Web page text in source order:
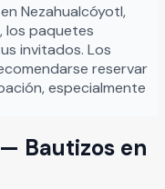
en Nezahualcóyotl,
los paquetes
invitados. Los
reservar
especialmente
Bautizos en